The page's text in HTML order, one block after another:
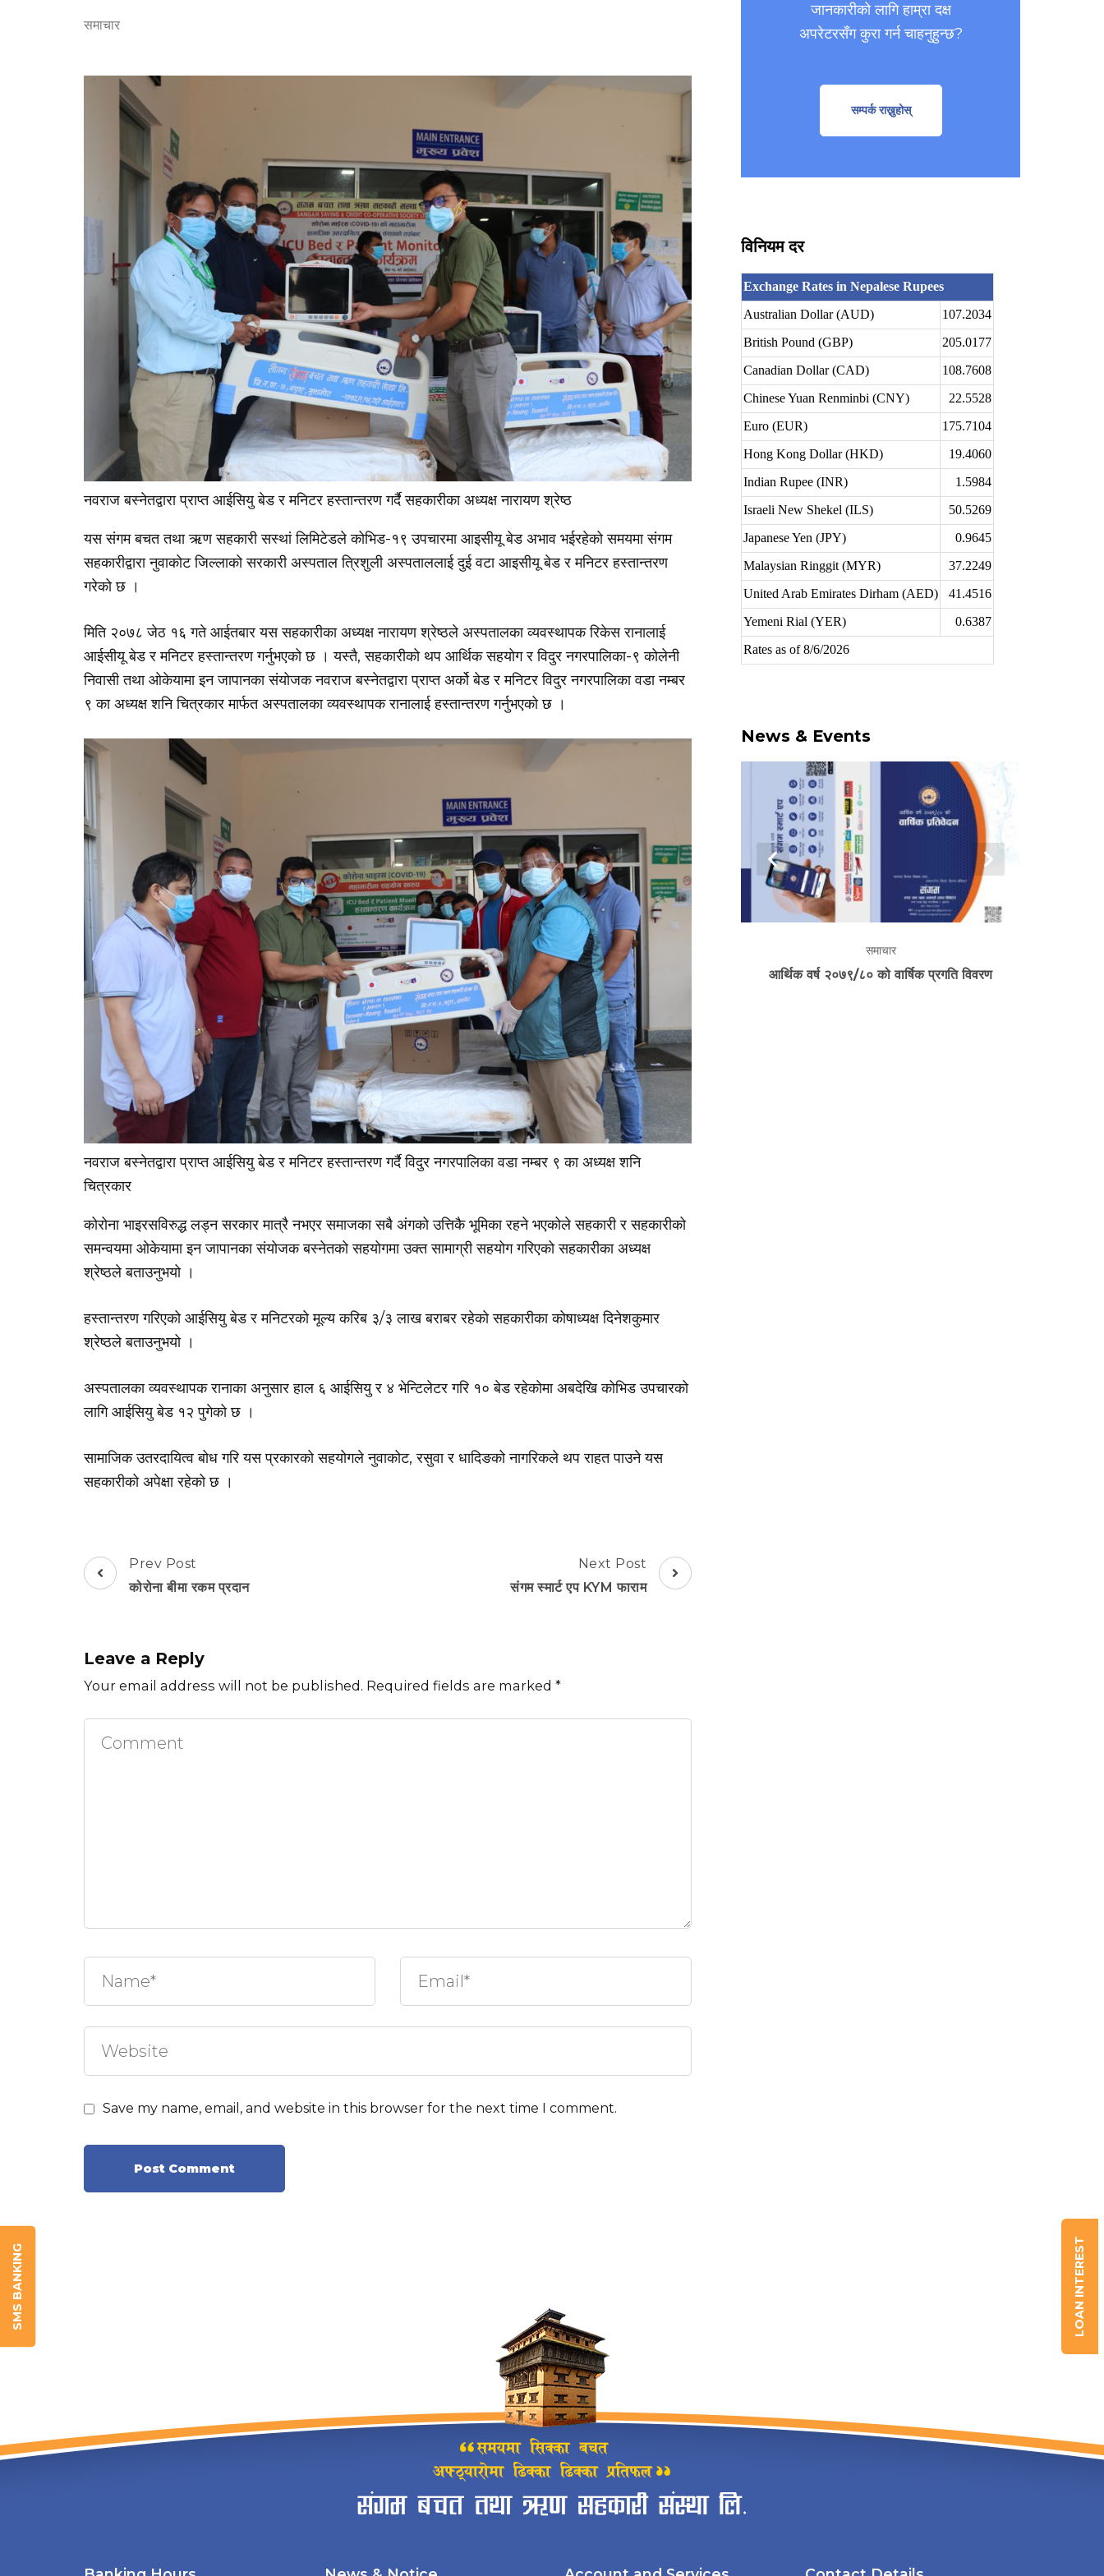
समाचार
नवराज बस्नेतद्वारा प्राप्त आईसियु बेड र मनिटर हस्तान्तरण गर्दै सहकारीका अध्यक्ष नारायण श्रेष्ठ
यस संगम बचत तथा ऋण सहकारी सस्थां लिमिटेडले कोभिड-१९ उपचारमा आइसीयू बेड अभाव भईरहेको समयमा संगम
सहकारीद्वारा नुवाकोट जिल्लाको सरकारी अस्पताल त्रिशुली अस्पताललाई दुई वटा आइसीयू बेड र मनिटर हस्तान्तरण
गरेको छ ।
मिति २०७८ जेठ १६ गते आईतबार यस सहकारीका अध्यक्ष नारायण श्रेष्ठले अस्पतालका व्यवस्थापक रिकेस रानालाई
आईसीयू बेड र मनिटर हस्तान्तरण गर्नुभएको छ । यस्तै, सहकारीको थप आर्थिक सहयोग र विदुर नगरपालिका-९ कोलेनी
निवासी तथा ओकेयामा इन जापानका संयोजक नवराज बस्नेतद्वारा प्राप्त अर्को बेड र मनिटर विदुर नगरपालिका वडा नम्बर
९ का अध्यक्ष शनि चित्रकार मार्फत अस्पतालका व्यवस्थापक रानालाई हस्तान्तरण गर्नुभएको छ ।
नवराज बस्नेतद्वारा प्राप्त आईसियु बेड र मनिटर हस्तान्तरण गर्दै विदुर नगरपालिका वडा नम्बर ९ का अध्यक्ष शनि
चित्रकार
कोरोना भाइरसविरुद्ध लड्न सरकार मात्रै नभएर समाजका सबै अंगको उत्तिकै भूमिका रहने भएकोले सहकारी र सहकारीको
समन्वयमा ओकेयामा इन जापानका संयोजक बस्नेतको सहयोगमा उक्त सामाग्री सहयोग गरिएको सहकारीका अध्यक्ष
श्रेष्ठले बताउनुभयो ।
हस्तान्तरण गरिएको आईसियु बेड र मनिटरको मूल्य करिब ३/३ लाख बराबर रहेको सहकारीका कोषाध्यक्ष दिनेशकुमार
श्रेष्ठले बताउनुभयो ।
अस्पतालका व्यवस्थापक रानाका अनुसार हाल ६ आईसियु र ४ भेन्टिलेटर गरि १० बेड रहेकोमा अबदेखि कोभिड उपचारको
लागि आईसियु बेड १२ पुगेको छ ।
सामाजिक उतरदायित्व बोध गरि यस प्रकारको सहयोगले नुवाकोट, रसुवा र धादिङको नागरिकले थप राहत पाउने यस
सहकारीको अपेक्षा रहेको छ ।
Post
Navigation
Prev Post
कोरोना बीमा रकम प्रदान
Next Post
संगम स्मार्ट एप KYM फाराम
Leave a Reply
Your email address will not be published. Required fields are marked *
Save my name, email, and website in this browser for the next time I comment.
जानकारीको लागि हाम्रा दक्ष
अपरेटरसँग कुरा गर्न चाहनुहुन्छ?
सम्पर्क राख्नुहोस्
विनियम दर
Exchange Rates in Nepalese Rupees
Australian Dollar (AUD)
107.2034
British Pound (GBP)
205.0177
Canadian Dollar (CAD)
108.7608
Chinese Yuan Renminbi (CNY)
22.5528
Euro (EUR)
175.7104
Hong Kong Dollar (HKD)
19.4060
Indian Rupee (INR)
1.5984
Israeli New Shekel (ILS)
50.5269
Japanese Yen (JPY)
0.9645
Malaysian Ringgit (MYR)
37.2249
United Arab Emirates Dirham (AED)
41.4516
Yemeni Rial (YER)
0.6387
Rates as of 8/6/2026
News & Events
चार जनप्रतिनिधि सम्मानित
समाचार
संगम वक्तृत्वकला प्रतियोगिता सम्पन
समाचार
जाजरकोट भुकम्पपिडितलाई सहयोग
समाचार
आर्थिक वर्ष २०७९/८० को वार्षिक प्रगति विवरण
prev
LOAN INTEREST
SMS BANKING